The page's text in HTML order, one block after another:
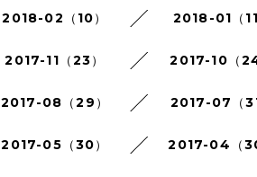
2018-02（10） 2018-01（11
2017-11（23） 2017-10（24
2017-08（29） 2017-07（31
2017-05（30） 2017-04（